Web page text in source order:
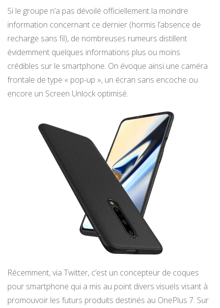
Si le groupe n’a pas dévoilé officiellement la moindre
information concernant ce dernier (hormis l’absence de
recharge sans fil), de nombreuses rumeurs distillent
évidemment quelques informations plus ou moins
crédibles sur le smartphone. On évoque ainsi une caméra
frontale de type « pop-up », un écran sans encoche ou
encore un Screen Unlock optimisé.
Récemment, via Twitter, c’est un concepteur de coques
pour smartphone qui a mis au point divers visuels visant à
promouvoir les futurs produits destinés au OnePlus 7. Sur